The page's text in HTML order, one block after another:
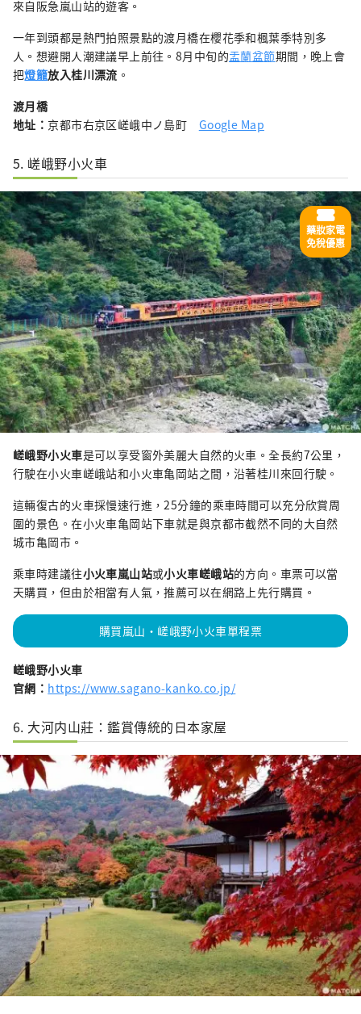
來自阪急嵐山站的遊客。
一年到頭都是熱門拍照景點的渡月橋在櫻花季和楓葉季特別多
人。想避開人潮建議早上前往。8月中旬的盂蘭盆節期間，晚上會
把燈籠放入桂川漂流 。
渡月橋
地址： 京都市右京区嵯峨中ノ島町 Google Map
5. 嵯峨野小火車
嵯峨野小火車是可以享受窗外美麗大自然的火車。全長約7公里，
行駛在小火車嵯峨站和小火車亀岡站之間，沿著桂川來回行駛。
這輛復古的火車採慢速行進，25分鐘的乘車時間可以充分欣賞周
圍的景色。在小火車亀岡站下車就是與京都市截然不同的大自然
城市亀岡市。
乘車時建議往小火車嵐山站或小火車嵯峨站的方向。車票可以當
天購買，但由於相當有人氣，推薦可以在網路上先行購買。
購買嵐山・嵯峨野小火車單程票
嵯峨野小火車
官網： https://www.sagano-kanko.co.jp/
6. 大河内山莊：鑑賞傳統的日本家屋
藥妝家電
免稅優惠